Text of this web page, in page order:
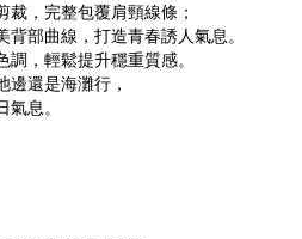
，完整包覆肩頸線條；
部曲線，打造青春誘人氣息。
，輕鬆提升穩重質感。
邊還是海灘行，
息。